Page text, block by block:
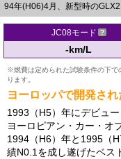
94年(H06)4月、新型時の
JC08モード
-km/L
※燃費は定められた試験条件の下で
ります。
ヨーロッパで開発さ
1993（H5）年にデビュ
ヨーロピアン・カー・オ
1994（H6）年と1995（
績N0.1を成し遂げたベス